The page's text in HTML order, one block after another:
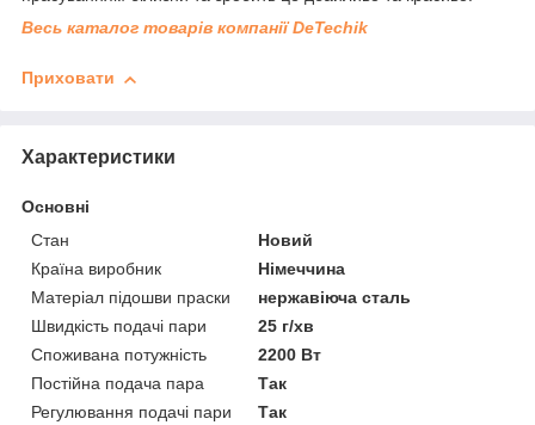
Весь каталог товарів компанії DeTechik
Приховати
Характеристики
Основні
Стан
Новий
Країна виробник
Німеччина
Матеріал підошви праски
нержавіюча сталь
Швидкість подачі пари
25 г/хв
Споживана потужність
2200 Вт
Постійна подача пара
Так
Регулювання подачі пари
Так